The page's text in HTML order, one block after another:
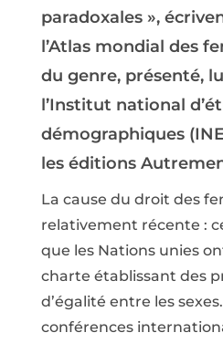
paradoxales »,
l’Atlas mondial des
du genre, présenté,
l’Institut national
démographiques
les éditions
La cause du droit des
relativement récente :
que les Nations unies
charte établissant des
d’égalité entre les
conférences